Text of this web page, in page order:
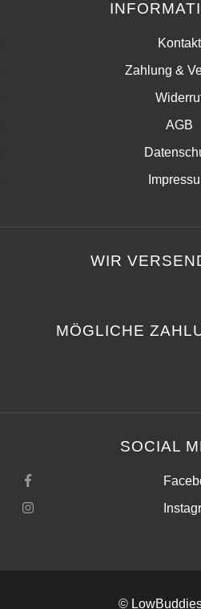
Kontakt
Zahlung &
AGB
WIR
MÖGLICHE
SOCIAL
©